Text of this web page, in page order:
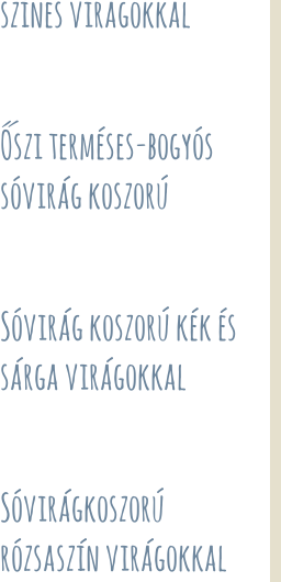
színes virágokkal
Őszi terméses-bogyós
sóvirág koszorú
Sóvirág koszorú kék és
sárga virágokkal
Sóvirágkoszorú
rózsaszín virágokkal